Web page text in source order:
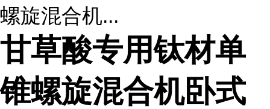
螺旋混合机...
甘草酸专用钛材单
锥螺旋混合机卧式